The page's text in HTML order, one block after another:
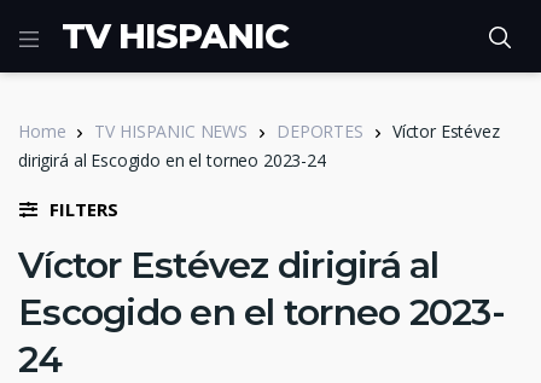
TV HISPANIC
Home TV HISPANIC NEWS DEPORTES
Víctor Estévez
dirigirá al Escogido en el torneo 2023-24
FILTERS
Víctor Estévez dirigirá al
Escogido en el torneo 2023-
24